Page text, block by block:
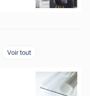
Voir tout